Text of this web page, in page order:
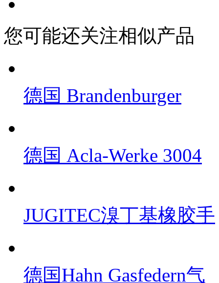
您可能还关注相似产品
德国 Brandenburger
德国 Acla-Werke 3004
JUGITEC溴丁基橡胶手
德国Hahn Gasfedern气